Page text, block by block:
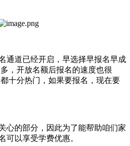
通道已经开启，早选择早报名早成
，开放名额后报名的速度也很
十分热门，如果要报名，现在要
心的部分，因此为了能帮助咱们家
可以享受学费优惠。